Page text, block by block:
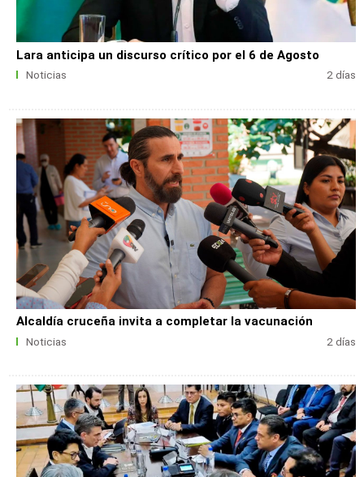
Lara anticipa un discurso crítico por el 6 de Agosto
Noticias 2 días
Alcaldía cruceña invita a completar la vacunación
Noticias 2 días